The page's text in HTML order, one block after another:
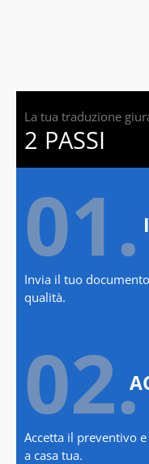
La tua traduzione
2 PASSI
01.
Invia il tuo
qualità.
02.
Accetta il preventivo
a casa tua.